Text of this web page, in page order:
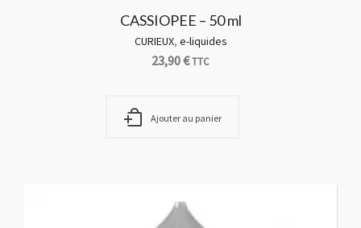
CASSIOPEE – 50 ml
CURIEUX, e-liquides
23,90€TTC
Ajouter au panier